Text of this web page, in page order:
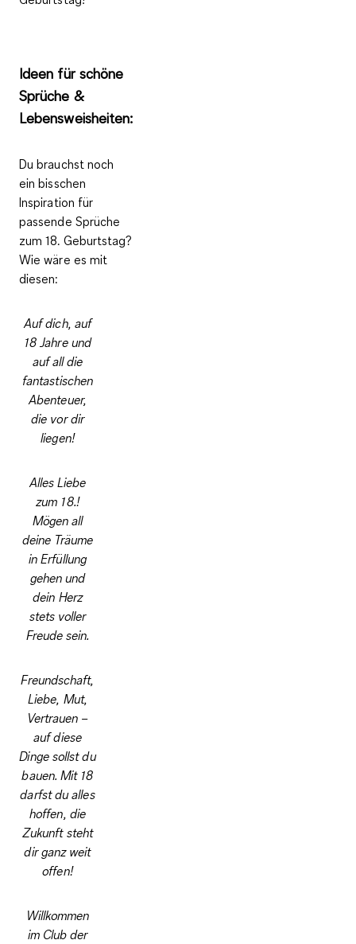
Ideen für schöne
Sprüche &
Lebensweisheiten:
Du brauchst noch
ein bisschen
Inspiration für
passende Sprüche
zum 18. Geburtstag?
Wie wäre es mit
diesen:
Auf dich, auf
18 Jahre und
auf all die
fantastischen
Abenteuer,
die vor dir
liegen!
Alles Liebe
zum 18.!
Mögen all
deine Träume
in Erfüllung
gehen und
dein Herz
stets voller
Freude sein.
Freundschaft,
Liebe, Mut,
Vertrauen –
auf diese
Dinge sollst du
bauen. Mit 18
darfst du alles
hoffen, die
Zukunft steht
dir ganz weit
offen!
Willkommen
im Club der